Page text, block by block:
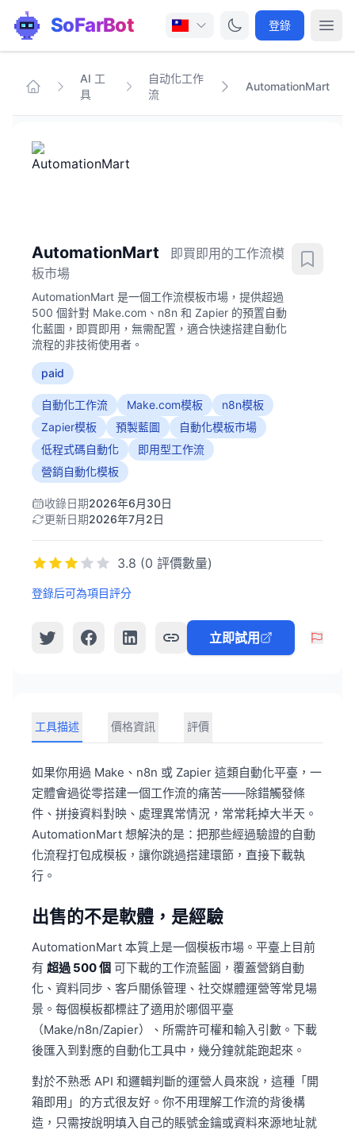
SoFarBot 登錄
AI 工
具
自动化工作
流
AutomationMart
AutomationMart
即買即用的工作流模
板市場
AutomationMart 是一個工作流模板市場，提供超過
500 個針對 Make.com、n8n 和 Zapier 的預置自動
化藍圖，即買即用，無需配置，適合快速搭建自動化
流程的非技術使用者。
paid
自動化工作流 Make.com模板
n8n模板
Zapier模板
預製藍圖
自動化模板市場
低程式碼自動化
即用型工作流
營銷自動化模板
收錄日期2026年6月30日
更新日期2026年7月2日
3.8 (0 評價數量)
登錄后可為項目評分
立即試用
工具描述 價格資訊 評價
如果你用過 Make、n8n 或 Zapier 這類自動化平臺，一
定體會過從零搭建一個工作流的痛苦——除錯觸發條
件、拼接資料對映、處理異常情況，常常耗掉大半天。
AutomationMart 想解決的是：把那些經過驗證的自動
化流程打包成模板，讓你跳過搭建環節，直接下載執
行。
出售的不是軟體，是經驗
AutomationMart 本質上是一個模板市場。平臺上目前
有 超過 500 個 可下載的工作流藍圖，覆蓋營銷自動
化、資料同步、客戶關係管理、社交媒體運營等常見場
景。每個模板都標註了適用於哪個平臺
（Make/n8n/Zapier）、所需許可權和輸入引數。下載
後匯入到對應的自動化工具中，幾分鐘就能跑起來。
對於不熟悉 API 和邏輯判斷的運營人員來說，這種「開
箱即用」的方式很友好。你不用理解工作流的背後構
造，只需按說明填入自己的賬號金鑰或資料來源地址就